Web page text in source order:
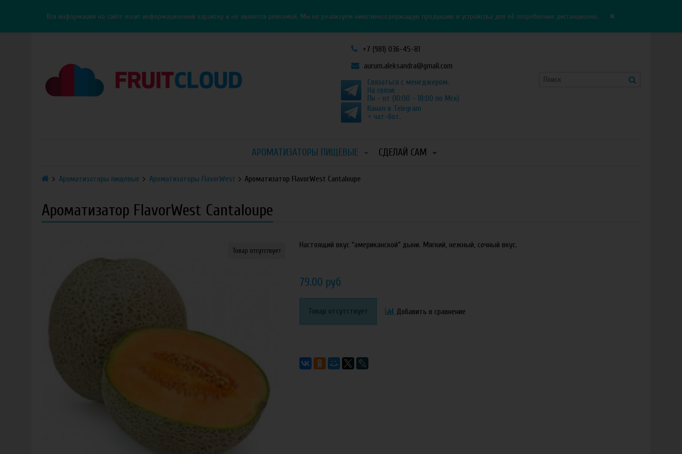
Вся информация на сайте носит информационный характер и не является рекламой. Мы не реализуем никотиносодержащую продукцию и устройства для её потребления дистанционно. ×
+7 (981) 036-45-81
aurum.aleksandra@gmail.com
Связаться с менеджером.
На связи:
Пн - пт (10:00 - 18:00 по Мск)
Канал в Telegram
+ чат-бот.
АРОМАТИЗАТОРЫ ПИЩЕВЫЕ СДЕЛАЙ САМ
Ароматизаторы пищевые Ароматизаторы FlavorWest Ароматизатор FlavorWest Cantaloupe
Ароматизатор FlavorWest Cantaloupe
Товар отсутствует
Настоящий вкус "американской" дыни. Мягкий, нежный, сочный вкус.
79.00 руб
Товар отсутствует Добавить в сравнение